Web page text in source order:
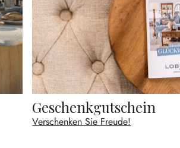
Geschenkgutschein
Verschenken Sie Freude!